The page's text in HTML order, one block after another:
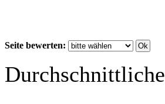
Seite bewerten: